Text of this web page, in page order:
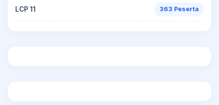
LCP 11 363 Peserta